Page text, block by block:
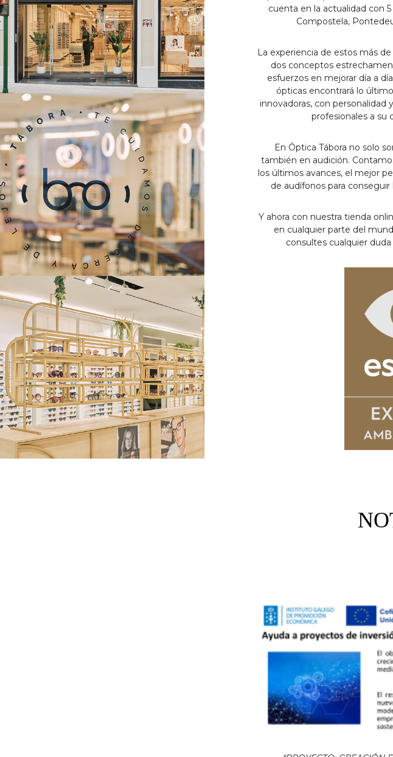
cuenta en la actualidad con
Compostela,
La experiencia de estos más
dos conceptos
esfuerzos en mejorar día a
ópticas encontrará lo
innovadoras, con
profesionales a su
En Óptica Tábora no solo
también en audición.
los últimos avances, el mejor
de audífonos para
Y ahora con nuestra tienda
en cualquier parte del
consultes cualquier